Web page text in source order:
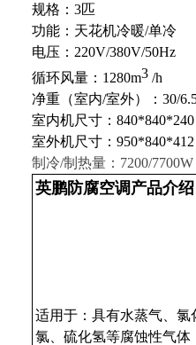
规格：3匹
功能： 天花机冷暖/单冷
电压： 220V/380V/50Hz
循环风量： 1280m3 /h
净重（室内/室外）： 30/
室内机尺寸：840*840*240
室外机尺寸： 950*840*412
制冷/制热量： 7200/7700W
英鹏防腐空调产品介绍
适用于：具有水蒸气、
氯、硫化氢等腐蚀性气